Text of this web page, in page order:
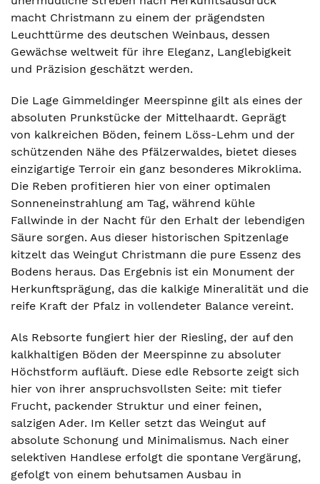
macht Christmann zu einem der prägendsten
Leuchttürme des deutschen Weinbaus, dessen
Gewächse weltweit für ihre Eleganz, Langlebigkeit
und Präzision geschätzt werden.
Die Lage Gimmeldinger Meerspinne gilt als eines der
absoluten Prunkstücke der Mittelhaardt. Geprägt
von kalkreichen Böden, feinem Löss-Lehm und der
schützenden Nähe des Pfälzerwaldes, bietet dieses
einzigartige Terroir ein ganz besonderes Mikroklima.
Die Reben profitieren hier von einer optimalen
Sonneneinstrahlung am Tag, während kühle
Fallwinde in der Nacht für den Erhalt der lebendigen
Säure sorgen. Aus dieser historischen Spitzenlage
kitzelt das Weingut Christmann die pure Essenz des
Bodens heraus. Das Ergebnis ist ein Monument der
Herkunftsprägung, das die kalkige Mineralität und die
reife Kraft der Pfalz in vollendeter Balance vereint.
Als Rebsorte fungiert hier der Riesling, der auf den
kalkhaltigen Böden der Meerspinne zu absoluter
Höchstform aufläuft. Diese edle Rebsorte zeigt sich
hier von ihrer anspruchsvollsten Seite: mit tiefer
Frucht, packender Struktur und einer feinen,
salzigen Ader. Im Keller setzt das Weingut auf
absolute Schonung und Minimalismus. Nach einer
selektiven Handlese erfolgt die spontane Vergärung,
gefolgt von einem behutsamen Ausbau in